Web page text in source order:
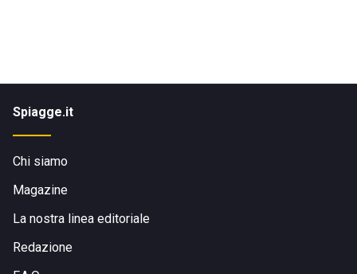
Spiagge.it
Chi siamo
Magazine
La nostra linea editoriale
Redazione